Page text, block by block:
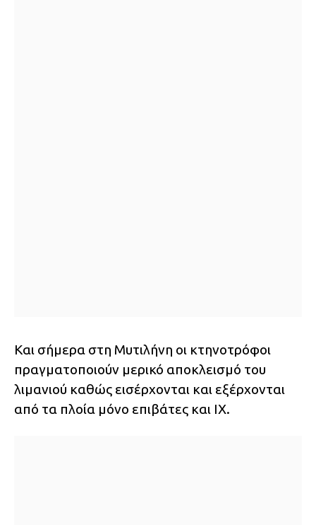
Και σήμερα στη Μυτιλήνη οι κτηνοτρόφοι
πραγματοποιούν μερικό αποκλεισμό του
λιμανιού καθώς εισέρχονται και εξέρχονται
από τα πλοία μόνο επιβάτες και ΙΧ.